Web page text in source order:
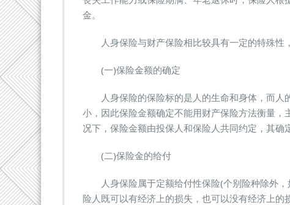
金。
人身保险与财产保险相比较具有一定的特殊性
(一)保险金额的确定
人身保险的保险标的是人的生命和身体，而人
小，因此保险金额确定不能用财产保险方法衡量，
况下，保险金额由投保人和保险人共同约定，其确
(二)保险金的给付
人身保险属于定额给付性保险(个别险种除外，
险人既可以有经济上的损失，也可以没有经济上